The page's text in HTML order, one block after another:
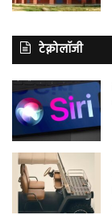
टेक्नोलॉजी